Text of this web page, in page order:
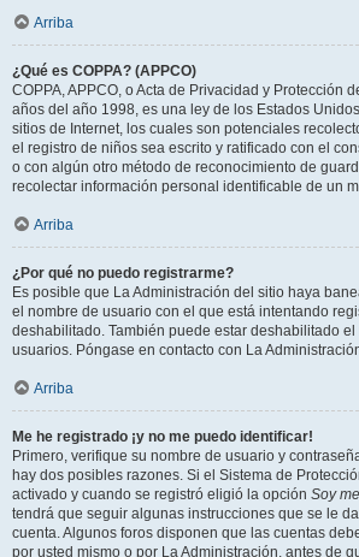
Arriba
¿Qué es COPPA? (APPCO)
COPPA, APPCO, o Acta de Privacidad y Protección
años del año 1998, es una ley de los Estados
sitios de Internet, los cuales son potenciales
el registro de niños sea escrito y ratificado con el
o con algún otro método de reconocimiento de
recolectar información personal identificable de un
Arriba
¿Por qué no puedo registrarme?
Es posible que La Administración del sitio haya
el nombre de usuario con el que está intentando
deshabilitado. También puede estar deshabilitado
usuarios. Póngase en contacto con La
Arriba
Me he registrado ¡y no me puedo identificar!
Primero, verifique su nombre de usuario y
hay dos posibles razones. Si el Sistema de
activado y cuando se registró eligió la opción Soy
tendrá que seguir algunas instrucciones que se le
cuenta. Algunos foros disponen que las cuentas
por usted mismo o por La Administración, antes de